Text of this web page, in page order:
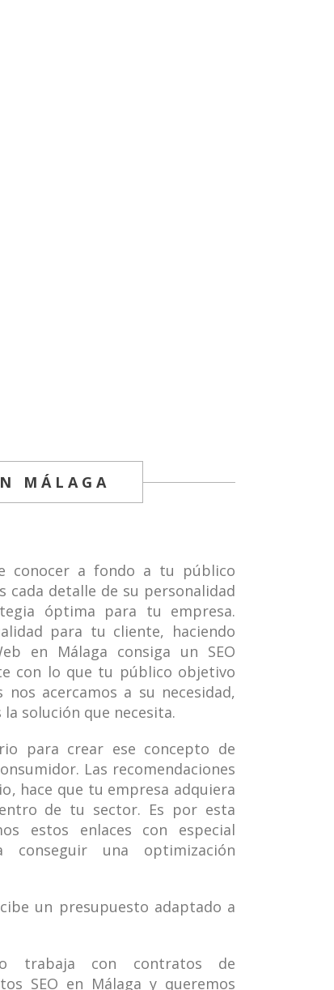
MÁLAGA
conocer a fondo a tu público
cada detalle de su personalidad
óptima para tu empresa.
para tu cliente, haciendo
en Málaga consiga un SEO
con lo que tu público objetivo
nos acercamos a su necesidad,
solución que necesita.
para crear ese concepto de
Las recomendaciones
hace que tu empresa adquiera
de tu sector. Es por esta
estos enlaces con especial
una optimización
un presupuesto adaptado a
trabaja con contratos de
SEO en Málaga y queremos